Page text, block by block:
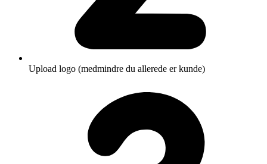
Upload logo (medmindre du allerede er kunde)